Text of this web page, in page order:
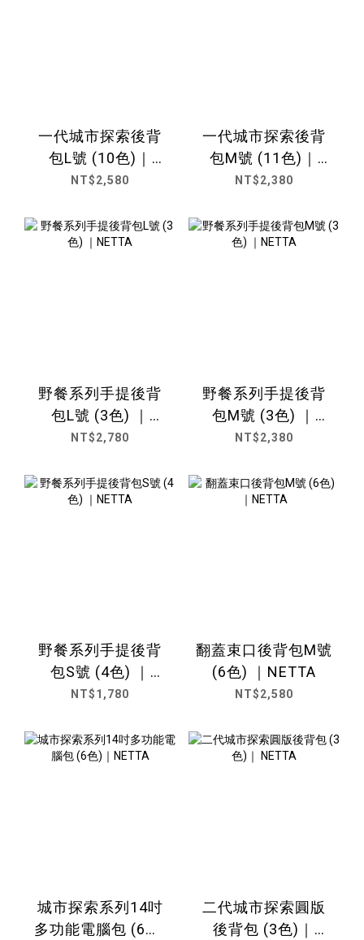
一代城市探索後背
包L號 (10色)｜
NETTA
NT$2,580
一代城市探索後背
包M號 (11色)｜
NETTA
NT$2,380
野餐系列手提後背
包L號 (3色) ｜
NETTA
NT$2,780
野餐系列手提後背
包M號 (3色) ｜
NETTA
NT$2,380
野餐系列手提後背
包S號 (4色) ｜
NETTA
NT$1,780
翻蓋束口後背包M號
(6色) ｜NETTA
NT$2,580
城市探索系列14吋
多功能電腦包 (6色)
二代城市探索圓版
後背包 (3色)｜